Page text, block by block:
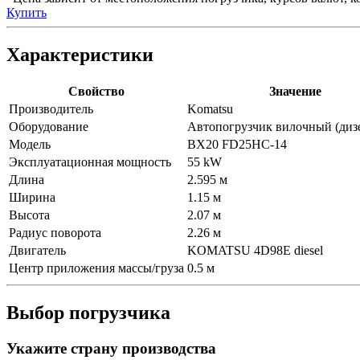
Купить
Характеристики
Свойство
Значение
Производитель
Komatsu
Оборудование
Автопогрузчик вилочный
Модель
BX20 FD25HC-14
Эксплуатационная мощность
55 kW
Длина
2.595 м
Ширина
1.15 м
Высота
2.07 м
Радиус поворота
2.26 м
Двигатель
KOMATSU 4D98E diesel
Центр приложения массы/груза 0.5 м
Выбор погрузчика
Укажите страну производства